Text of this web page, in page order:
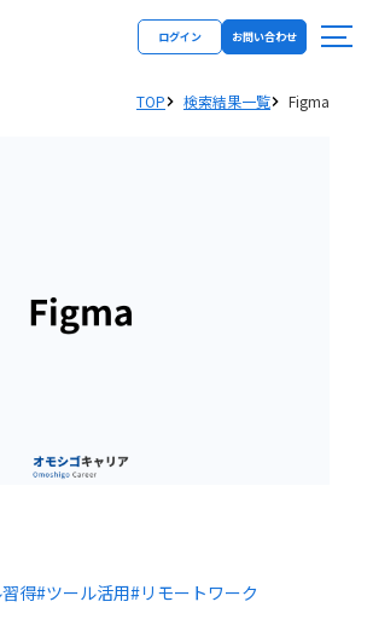
ログイン お問い合わせ
TOP 検索結果一覧 Figma
得#ツール活用#リモートワーク